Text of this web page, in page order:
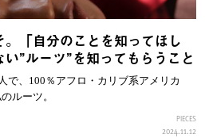
「自分のことを知ってほし
”ルーツ”を知ってもらうこと
で、100％アフロ・カリブ系アメリカ
ルーツ。
PIECES
2024.11.12